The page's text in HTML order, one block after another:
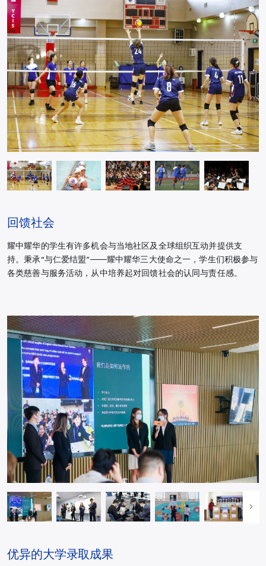
回馈社会
耀中耀华的学生有许多机会与当地社区及全球组织互动并提供支
持。秉承“与仁爱结盟”——耀中耀华三大使命之一，学生们积极参与
各类慈善与服务活动，从中培养起对回馈社会的认同与责任感。
优异的大学录取成果